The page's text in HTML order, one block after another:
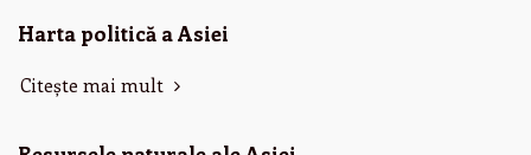
Harta politică a Asiei
Citește mai mult